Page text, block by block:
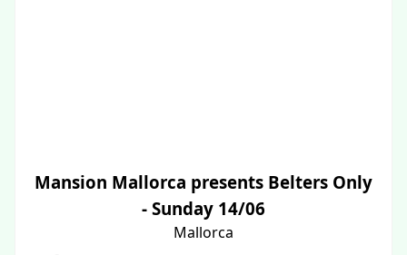
Mansion Mallorca presents Belters Only
- Sunday 14/06
Mallorca